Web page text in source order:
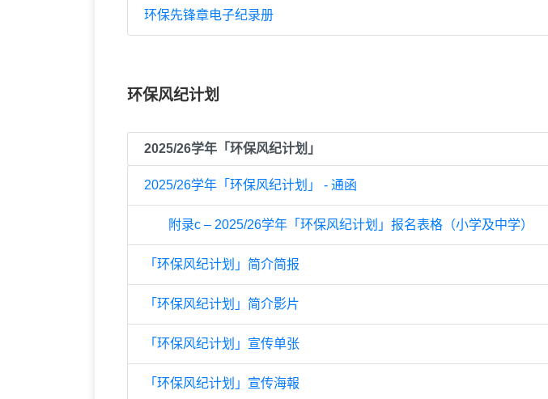
环保先锋章电子纪录册
环保风纪计划
2025/26学年「环保风纪计划」
2025/26学年「环保风纪计划」 - 通函
附录c – 2025/26学年「环保风纪计划」报名表格（小学及中学）
「环保风纪计划」简介简报
「环保风纪计划」简介影片
「环保风纪计划」宣传单张
「环保风纪计划」宣传海報